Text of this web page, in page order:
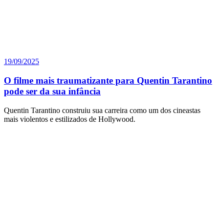
19/09/2025
O filme mais traumatizante para Quentin Tarantino
pode ser da sua infância
Quentin Tarantino construiu sua carreira como um dos cineastas
mais violentos e estilizados de Hollywood.